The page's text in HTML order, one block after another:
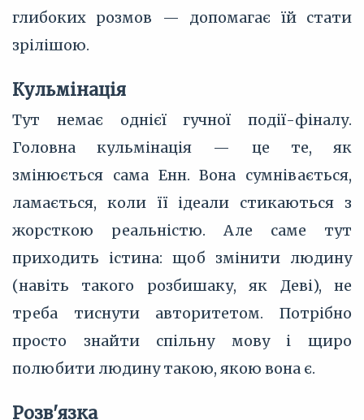
глибоких розмов — допомагає їй стати
зрілішою.
Кульмінація
Тут немає однієї гучної події-фіналу.
Головна кульмінація — це те, як
змінюється сама Енн. Вона сумнівається,
ламається, коли її ідеали стикаються з
жорсткою реальністю. Але саме тут
приходить істина: щоб змінити людину
(навіть такого розбишаку, як Деві), не
треба тиснути авторитетом. Потрібно
просто знайти спільну мову і щиро
полюбити людину такою, якою вона є.
Розв'язка